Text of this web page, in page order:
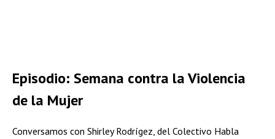
Episodio: Semana contra la Violencia
de la Mujer
Conversamos con Shirley Rodrígez, del Colectivo Habla